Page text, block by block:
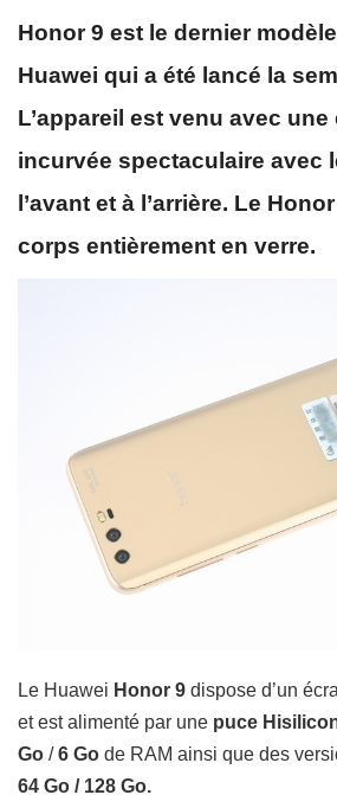
Honor 9 est le dernier
Huawei qui a été lancé la
L’appareil est venu avec
incurvée spectaculaire avec
l’avant et à l’arrière. Le
corps entièrement en verre.
Le Huawei Honor 9 dispose d’un
et est alimenté par une puce
Go /6 Go de RAM ainsi que des
64 Go / 128 Go.